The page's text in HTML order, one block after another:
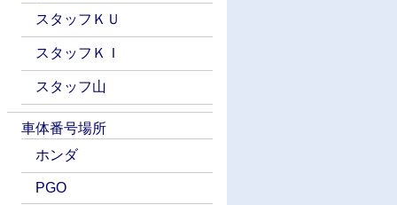
スタッフＫＵ
スタッフＫＩ
スタッフ山
車体番号場所
ホンダ
PGO